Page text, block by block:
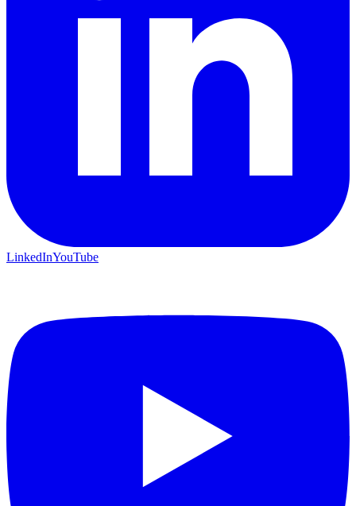
LinkedInYouTube